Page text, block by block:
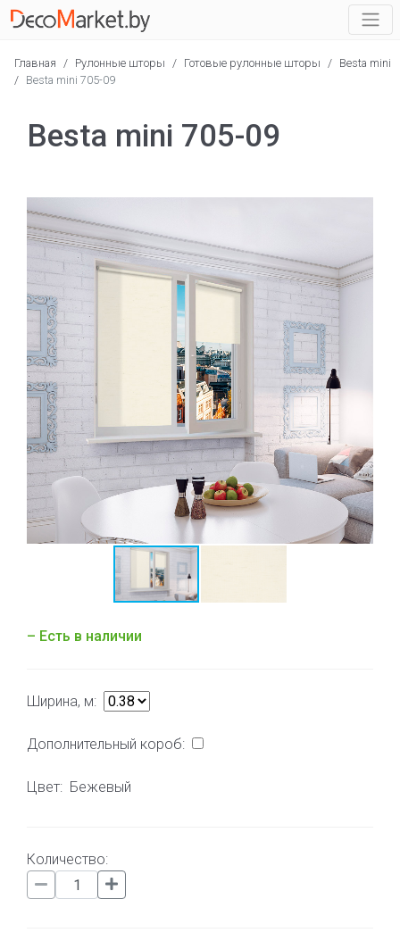
Главная / Рулонные шторы / Готовые рулонные шторы / Besta mini
/ Besta mini 705-09
Besta mini 705-09
– Есть в наличии
Ширина, м:
Дополнительный короб:
Цвет: Бежевый
Количество: